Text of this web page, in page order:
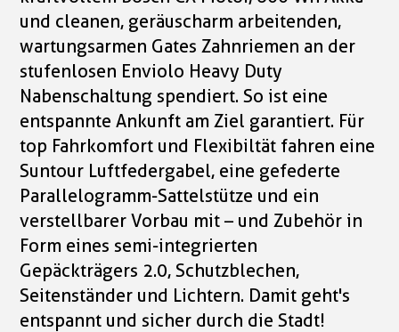
und cleanen, geräuscharm arbeitenden,
wartungsarmen Gates Zahnriemen an der
stufenlosen Enviolo Heavy Duty
Nabenschaltung spendiert. So ist eine
entspannte Ankunft am Ziel garantiert. Für
top Fahrkomfort und Flexibiltät fahren eine
Suntour Luftfedergabel, eine gefederte
Parallelogramm-Sattelstütze und ein
verstellbarer Vorbau mit – und Zubehör in
Form eines semi-integrierten
Gepäckträgers 2.0, Schutzblechen,
Seitenständer und Lichtern. Damit geht's
entspannt und sicher durch die Stadt!